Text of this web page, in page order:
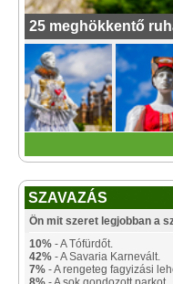
25 meghökkentő
SZAVAZÁS
Ön mit szeret legjobban a
10% - A Tófürdőt.
42% - A Savaria Karnevált.
7% - A rengeteg fagyizási